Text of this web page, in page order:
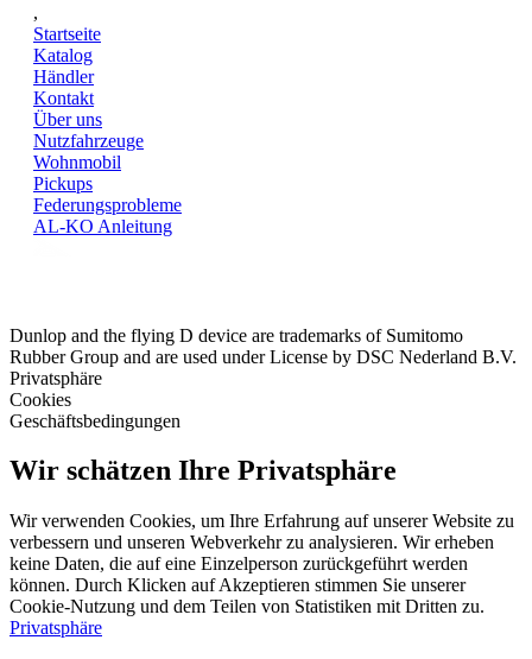
,
Startseite
Katalog
Händler
Kontakt
Über uns
Nutzfahrzeuge
Wohnmobil
Pickups
Federungsprobleme
AL-KO Anleitung
Dunlop and the flying D device are trademarks of Sumitomo
Rubber Group and are used under License by DSC Nederland B.V.
Privatsphäre
Cookies
Geschäftsbedingungen
Wir schätzen Ihre Privatsphäre
Wir verwenden Cookies, um Ihre Erfahrung auf unserer Website zu
verbessern und unseren Webverkehr zu analysieren. Wir erheben
keine Daten, die auf eine Einzelperson zurückgeführt werden
können. Durch Klicken auf Akzeptieren stimmen Sie unserer
Cookie-Nutzung und dem Teilen von Statistiken mit Dritten zu.
Privatsphäre